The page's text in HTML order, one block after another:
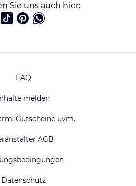
Sie uns auch hier:
FAQ
melden
Gutscheine uvm.
AGB
Datenschutz